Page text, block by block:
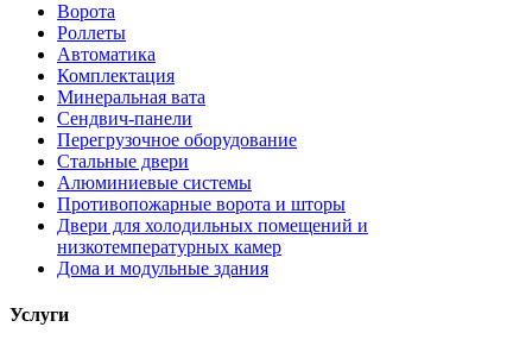
Ворота
Роллеты
Автоматика
Комплектация
Минеральная вата
Сендвич-панели
Перегрузочное оборудование
Стальные двери
Алюминиевые системы
Противопожарные ворота и шторы
Двери для холодильных помещений и
низкотемпературных камер
Дома и модульные здания
Услуги